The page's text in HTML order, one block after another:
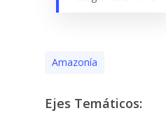
Amazonía
Ejes Temáticos: